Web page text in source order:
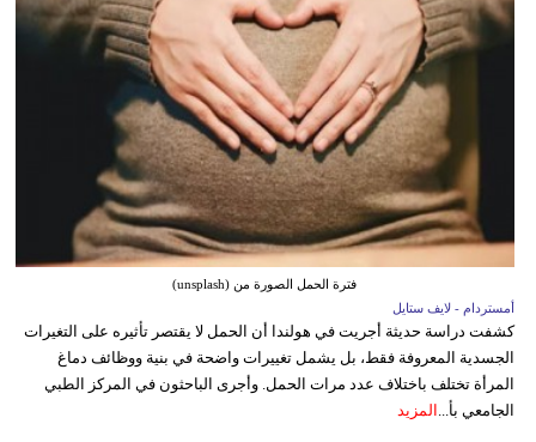
فترة الحمل الصورة من (unsplash)
أمستردام - لايف ستايل
كشفت دراسة حديثة أجريت في هولندا أن الحمل لا يقتصر تأثيره على التغيرات
الجسدية المعروفة فقط، بل يشمل تغييرات واضحة في بنية ووظائف دماغ
المرأة تختلف باختلاف عدد مرات الحمل. وأجرى الباحثون في المركز الطبي
الجامعي بأ... المزيد